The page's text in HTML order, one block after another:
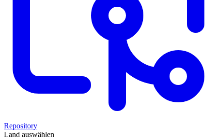
Repository
Land auswählen